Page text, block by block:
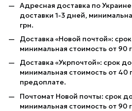
Адресная доставка по
доставки 1-3 дней,
грн.
Доставка «Новой почтой»:
минимальная стоимость от 90
Доставка «Укрпочтой»: срок
минимальная стоимость от 40
предоплате.
Почтомат Новой почты: срок
минимальная стоимость от 90